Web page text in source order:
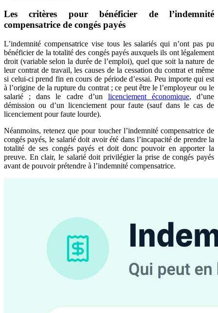
Les critères pour bénéficier de l’indemnité
compensatrice de congés payés
L’indemnité compensatrice vise tous les salariés qui n’ont pas pu
bénéficier de la totalité des congés payés auxquels ils ont légalement
droit (variable selon la durée de l’emploi), quel que soit la nature de
leur contrat de travail, les causes de la cessation du contrat et même
si celui-ci prend fin en cours de période d’essai. Peu importe qui est
à l’origine de la rupture du contrat ; ce peut être le l’employeur ou le
salarié ; dans le cadre d’un licenciement économique, d’une
démission ou d’un licenciement pour faute (sauf dans le cas de
licenciement pour faute lourde).
Néanmoins, retenez que pour toucher l’indemnité compensatrice de
congés payés, le salarié doit avoir été dans l’incapacité de prendre la
totalité de ses congés payés et doit donc pouvoir en apporter la
preuve. En clair, le salarié doit privilégier la prise de congés payés
avant de pouvoir prétendre à l’indemnité compensatrice.